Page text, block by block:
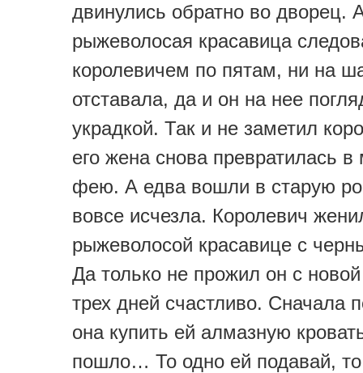
двинулись обратно во дворец.
рыжеволосая красавица
королевичем по пятам, ни на
отставала, да и он на нее
украдкой. Так и не заметил
его жена снова превратилась
фею. А едва вошли в старую
вовсе исчезла. Королевич
рыжеволосой красавице с
Да только не прожил он с
трех дней счастливо. Сначала
она купить ей алмазную
пошло… То одно ей подавай, то